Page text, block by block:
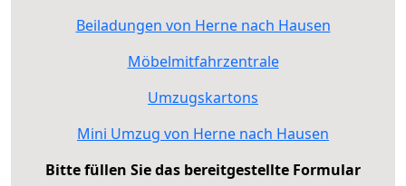
Beiladungen von Herne nach Hausen
Möbelmitfahrzentrale
Umzugskartons
Mini Umzug von Herne nach Hausen
Bitte füllen Sie das bereitgestellte Formular